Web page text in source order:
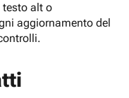
alt o
aggiornamento del